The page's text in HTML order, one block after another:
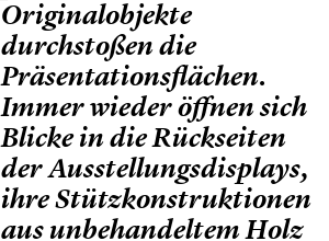
Originalobjekte
durchstoßen die
Präsentationsflächen.
Immer wieder öffnen sich
Blicke in die Rückseiten
der Ausstellungsdisplays,
ihre Stützkonstruktionen
aus unbehandeltem Holz